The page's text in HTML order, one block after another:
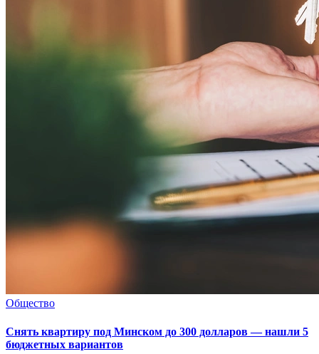
Общество
Снять квартиру под Минском до 300 долларов — нашли 5
бюджетных вариантов